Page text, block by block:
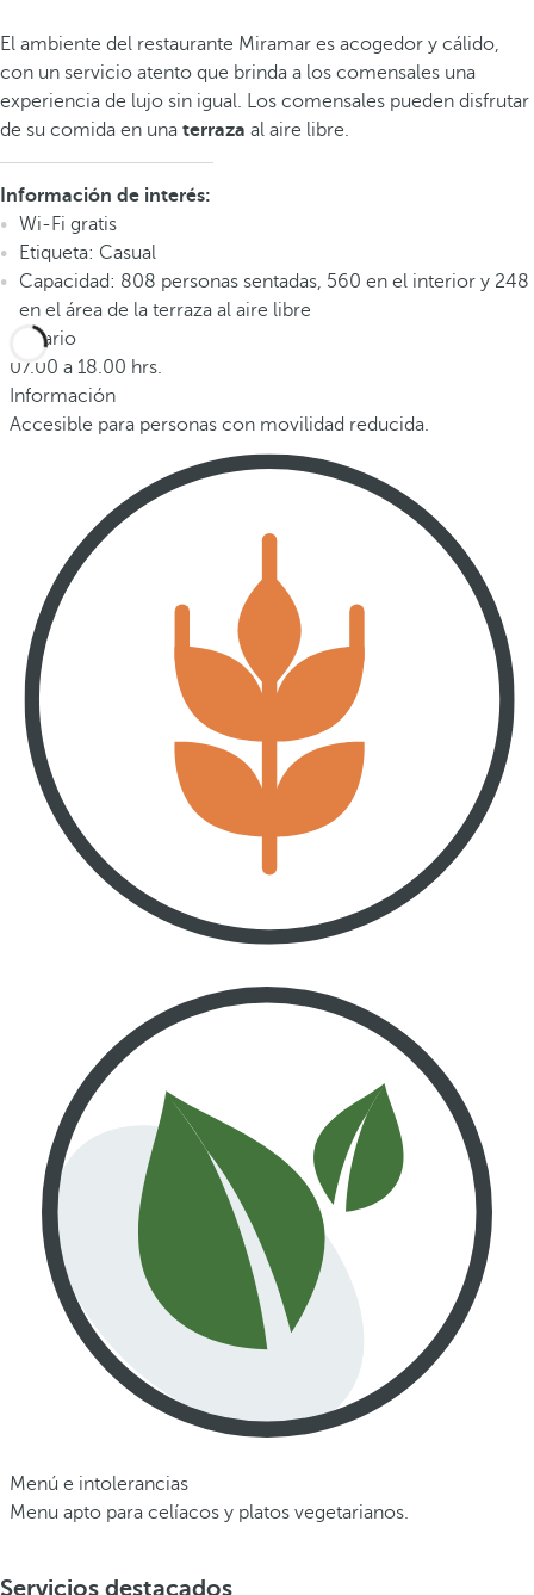
El ambiente del restaurante Miramar es acogedor y cálido,
con un servicio atento que brinda a los comensales una
experiencia de lujo sin igual. Los comensales pueden disfrutar
de su comida en una terraza al aire libre.
Información de interés:
Wi-Fi gratis
Etiqueta: Casual
Capacidad: 808 personas sentadas, 560 en el interior y 248
en el área de la terraza al aire libre
Horario
07.00 a 18.00 hrs.
Información
Accesible para personas con movilidad reducida.
Menú e intolerancias
Menu apto para celíacos y platos vegetarianos.
Servicios destacados